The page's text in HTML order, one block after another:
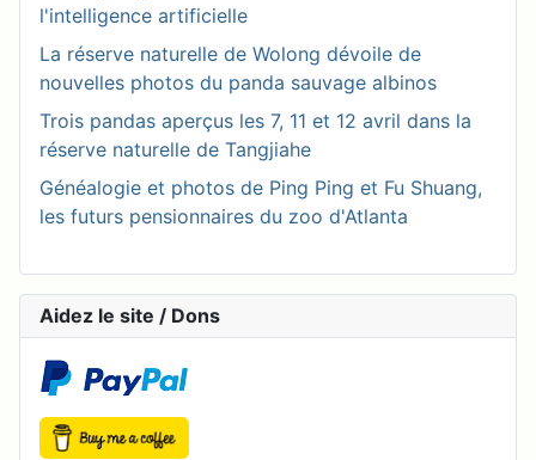
l'intelligence artificielle
La réserve naturelle de Wolong dévoile de
nouvelles photos du panda sauvage albinos
Trois pandas aperçus les 7, 11 et 12 avril dans la
réserve naturelle de Tangjiahe
Généalogie et photos de Ping Ping et Fu Shuang,
les futurs pensionnaires du zoo d'Atlanta
Aidez le site / Dons